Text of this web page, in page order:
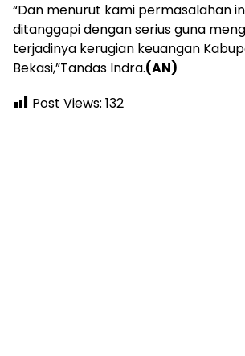
“Dan menurut kami permasalahan
ditanggapi dengan serius guna
terjadinya kerugian keuangan
Bekasi,”Tandas Indra.(AN)
Post Views: 132